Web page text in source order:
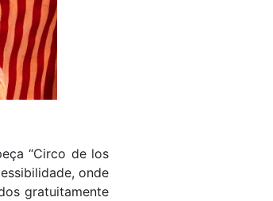
“Circo de los
onde
gratuitamente